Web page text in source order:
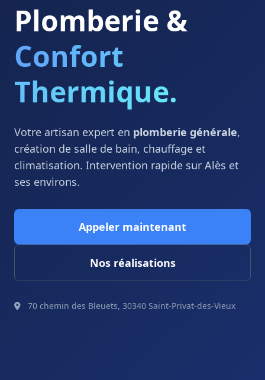
Plomberie &
Confort
Thermique.
Votre artisan expert en plomberie générale,
création de salle de bain, chauffage et
climatisation. Intervention rapide sur Alès et
ses environs.
Appeler maintenant
Nos réalisations
70 chemin des Bleuets, 30340 Saint-Privat-des-Vieux